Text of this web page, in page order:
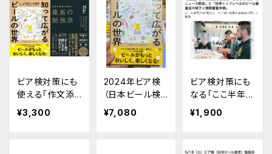
2日実施分）
施分）
ビア検対策にも
使える「作文添
削」と「暗記ワー
クショップ」
¥3,300
2024年ビア検
（日本ビール検
定）対策用ニュ
ース・テキスト改
¥7,080
ビア検対策にも
なる「ここ半年の
ビールニュース
解説」表示資料
¥1,900